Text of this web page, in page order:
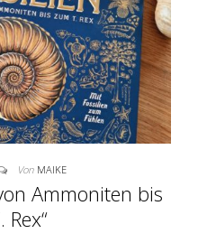
Von MAIKE
Ammoniten bis
Rex“